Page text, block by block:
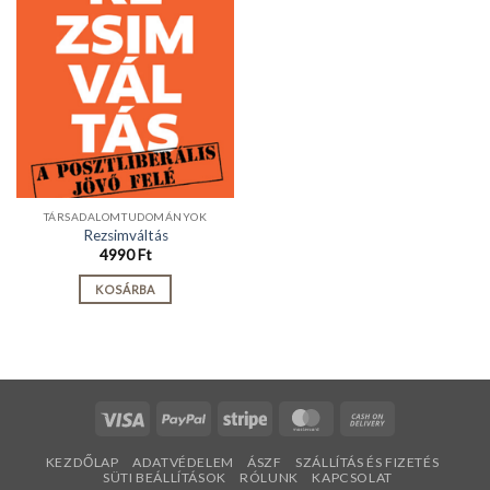
TÁRSADALOMTUDOMÁNYOK
Rezsimváltás
4990Ft
KOSÁRBA
Visa PayPal Stripe MasterCard
Delivery
KEZDŐLAP ADATVÉDELEM ÁSZF
SZÁLLÍTÁS ÉS FIZETÉS
SÜTI BEÁLLÍTÁSOK
RÓLUNK KAPCSOLAT